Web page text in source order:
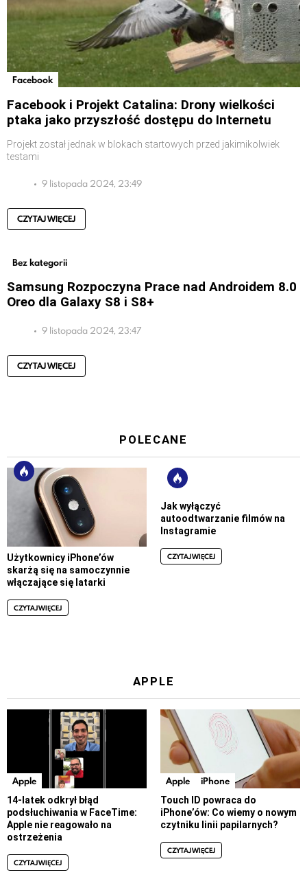
Facebook
Facebook i Projekt Catalina: Drony wielkości
ptaka jako przyszłość dostępu do Internetu
Projekt został jednak w blokach startowych przed jakimikolwiek
testami
9 listopada 2024, 23:49
CZYTAJ WIĘCEJ
Bez kategorii
Samsung Rozpoczyna Prace nad Androidem 8.0
Oreo dla Galaxy S8 i S8+
9 listopada 2024, 23:47
CZYTAJ WIĘCEJ
POLECANE
Użytkownicy iPhone’ów
skarżą się na samoczynnie
włączające się latarki
CZYTAJ WIĘCEJ
Jak wyłączyć
autoodtwarzanie filmów na
Instagramie
CZYTAJ WIĘCEJ
APPLE
Apple
14-latek odkrył błąd
podsłuchiwania w FaceTime:
Apple nie reagowało na
ostrzeżenia
CZYTAJ WIĘCEJ
Apple iPhone
Touch ID powraca do
iPhone’ów: Co wiemy o nowym
czytniku linii papilarnych?
CZYTAJ WIĘCEJ